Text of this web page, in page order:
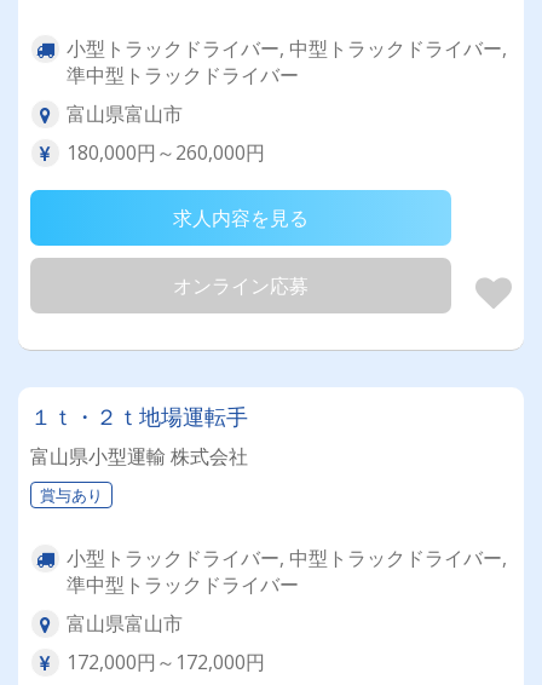
小型トラックドライバー, 中型トラックドライバー,
準中型トラックドライバー
富山県富山市
180,000円～260,000円
求人内容を見る
オンライン応募
１ｔ・２ｔ地場運転手
富山県小型運輸 株式会社
賞与あり
小型トラックドライバー, 中型トラックドライバー,
準中型トラックドライバー
富山県富山市
172,000円～172,000円